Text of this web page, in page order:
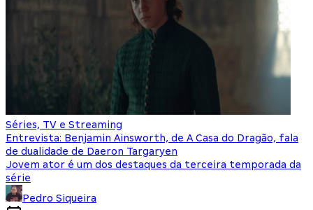
Séries, TV e Streaming
Entrevista: Benjamin Ainsworth, de A Casa do Dragão, fala
de dualidade de Daeron Targaryen
Jovem ator é um dos destaques da terceira temporada da
série
Pedro Siqueira